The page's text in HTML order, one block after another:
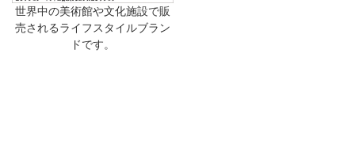
世界中の美術館や文化施設で販
売されるライフスタイルブラン
ドです。